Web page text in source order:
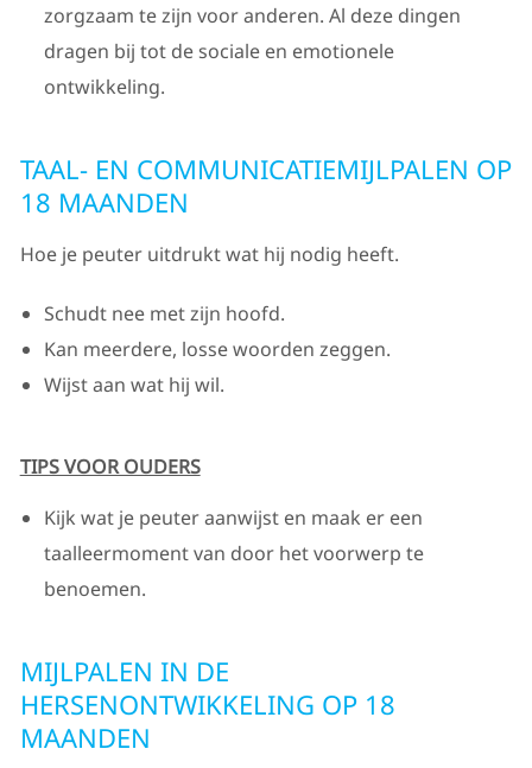
zorgzaam te zijn voor anderen. Al deze dingen
dragen bij tot de sociale en emotionele
ontwikkeling.
TAAL- EN COMMUNICATIEMIJLPALEN OP
18 MAANDEN
Hoe je peuter uitdrukt wat hij nodig heeft.
Schudt nee met zijn hoofd.
Kan meerdere, losse woorden zeggen.
Wijst aan wat hij wil.
TIPS VOOR OUDERS
Kijk wat je peuter aanwijst en maak er een
taalleermoment van door het voorwerp te
benoemen.
MIJLPALEN IN DE
HERSENONTWIKKELING OP 18
MAANDEN